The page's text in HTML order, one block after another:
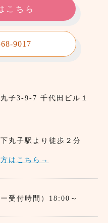
こちら
9017
子3-9-7 千代田ビル１
丸子駅より徒歩２分
はこちら→
受付時間）18:00～